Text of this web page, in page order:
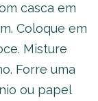
casca em
Coloque em
Misture
Forre uma
ou papel